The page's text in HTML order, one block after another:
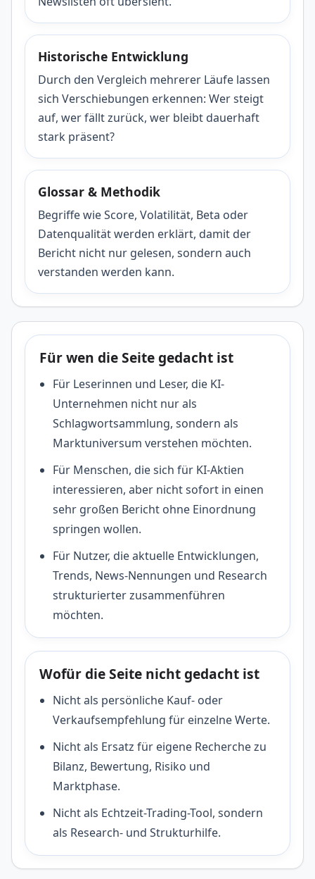
Historische Entwicklung
Durch den Vergleich mehrerer Läufe lassen
sich Verschiebungen erkennen: Wer steigt
auf, wer fällt zurück, wer bleibt dauerhaft
stark präsent?
Glossar & Methodik
Begriffe wie Score, Volatilität, Beta oder
Datenqualität werden erklärt, damit der
Bericht nicht nur gelesen, sondern auch
verstanden werden kann.
Für wen die Seite gedacht ist
Für Leserinnen und Leser, die KI-
Unternehmen nicht nur als
Schlagwortsammlung, sondern als
Marktuniversum verstehen möchten.
Für Menschen, die sich für KI-Aktien
interessieren, aber nicht sofort in einen
sehr großen Bericht ohne Einordnung
springen wollen.
Für Nutzer, die aktuelle Entwicklungen,
Trends, News-Nennungen und Research
strukturierter zusammenführen
möchten.
Wofür die Seite nicht gedacht ist
Nicht als persönliche Kauf- oder
Verkaufsempfehlung für einzelne Werte.
Nicht als Ersatz für eigene Recherche zu
Bilanz, Bewertung, Risiko und
Marktphase.
Nicht als Echtzeit-Trading-Tool, sondern
als Research- und Strukturhilfe.